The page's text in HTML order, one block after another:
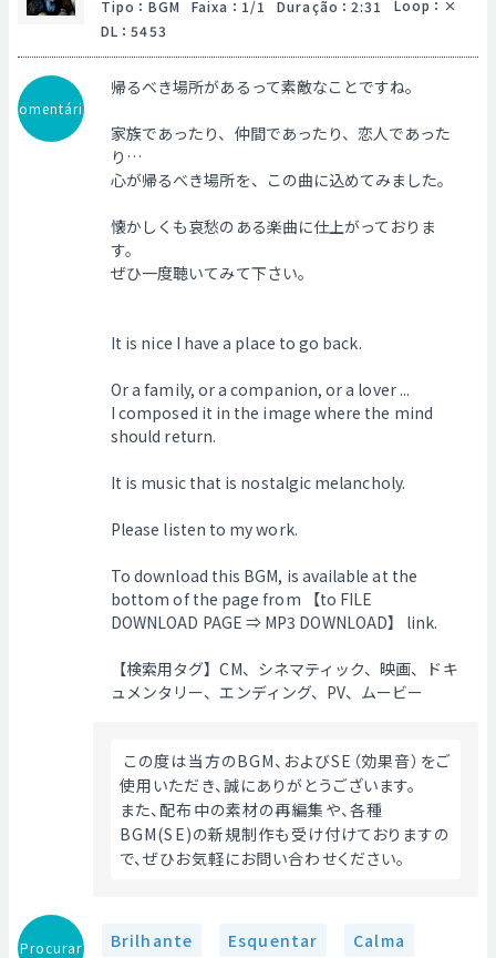
Tipo ： BGM Faixa ： 1/1 Duração ： 2:31 Loop ：
DL ： 5453
Comentário
帰るべき場所があるって素敵なことですね。
家族であったり、仲間であったり、恋人であった
り…
心が帰るべき場所を、この曲に込めてみました。
懐かしくも哀愁のある楽曲に仕上がっておりま
す。
ぜひ一度聴いてみて下さい。
It is nice I have a place to go back.
Or a family, or a companion, or a lover ...
I composed it in the image where the mind
should return.
It is music that is nostalgic melancholy.
Please listen to my work.
To download this BGM, is available at the
bottom of the page from 【to FILE
DOWNLOAD PAGE ⇒ MP3 DOWNLOAD】 link.
【検索用タグ】CM、シネマティック、映画、ドキ
ュメンタリー、エンディング、PV、ムービー
使用いただき、誠にありがとうございます。
また、配布中の素材の再編集や、各種
BGM(SE)の新規制作も受け付けておりますの
で、ぜひお気軽にお問い合わせください。
Procurar Brilhante Esquentar Calma